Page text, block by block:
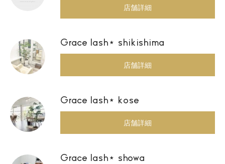
店舗詳細
Grace lash⋆ shikishima
店舗詳細
Grace lash⋆ kose
店舗詳細
Grace lash⋆ showa